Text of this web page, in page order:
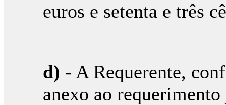
euros e setenta e três
d) - A Requerente,
anexo ao